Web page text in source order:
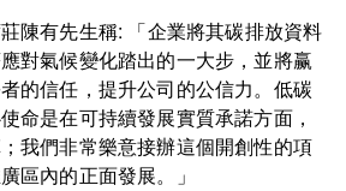
陳有先生稱: 「企業將其碳排放資料
對氣候變化踏出的一大步，並將赢
的信任，提升公司的公信力。低碳
命是在可持續發展實質承諾方面，
我們非常樂意接辦這個開創性的項
區內的正面發展。」